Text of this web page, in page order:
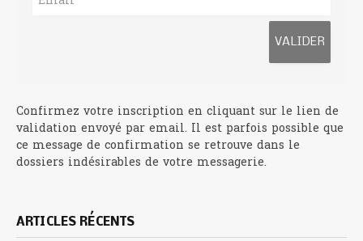
Confirmez votre inscription en cliquant sur le lien de
validation envoyé par email. Il est parfois possible que
ce message de confirmation se retrouve dans le
dossiers indésirables de votre messagerie.
ARTICLES RÉCENTS